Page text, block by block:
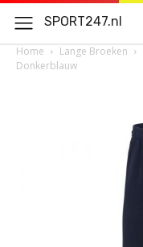
SPORT247.nl
Home Lange Broeken
Donkerblauw